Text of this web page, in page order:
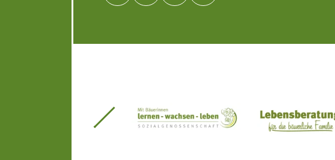
Südtiroler Gärtnervereinigung Sozialgenossenschaft Mit